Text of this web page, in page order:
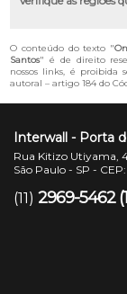
O conteúdo do texto "
Santos" é de direito
nossos links, é proibida
autoral – artigo 184 do
Interwall - Porta
Rua Kitizo Utiyama,
São Paulo - SP -
(11) 2969-5462